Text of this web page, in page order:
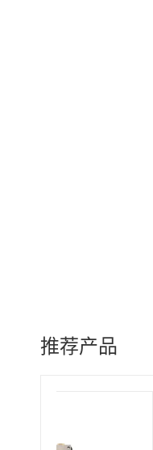
推荐产品